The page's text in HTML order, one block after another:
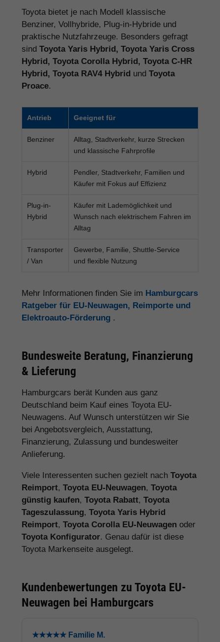
Toyota bietet je nach Modell klassische
Benziner, Vollhybride, Plug-in-Hybride und
praktische Nutzfahrzeuge. Besonders gefragt
sind Toyota Yaris Hybrid, Toyota Yaris Cross
Hybrid, Toyota Corolla Hybrid, Toyota C-HR
Hybrid, Toyota RAV4 Hybrid und Toyota
Proace.
Antrieb Geeignet für
Benziner
Alltag, Stadtverkehr, kurze Strecken
und klassische Fahrprofile
Hybrid
Pendler, Stadtverkehr, Familien und
Käufer mit Fokus auf Effizienz
Plug-in-
Hybrid
Käufer mit Lademöglichkeit und
Wunsch nach elektrischem Fahren im
Alltag
Transporter
/ Van
Gewerbe, Familie, Shuttle-Service
und flexible Nutzung
Mehr Informationen finden Sie im Hamburgcars
Ratgeber für EU-Neuwagen, Reimporte und
Elektroauto-Förderung .
Bundesweite Beratung, Finanzierung
& Lieferung
Hamburgcars berät Kunden aus ganz
Deutschland beim Kauf eines Toyota EU-
Neuwagens. Auf Wunsch unterstützen wir Sie
bei Angebotsvergleich, Ausstattung,
Finanzierung, Zulassung und bundesweiter
Anlieferung.
Viele Interessenten suchen gezielt nach Toyota
Reimport, Toyota EU-Neuwagen, Toyota
günstig kaufen, Toyota Rabatt, Toyota
Tageszulassung, Toyota Yaris Hybrid
Reimport, Toyota Corolla EU-Neuwagen oder
Toyota Konfigurator. Genau dafür ist diese
Toyota Markenseite ausgelegt.
Kundenbewertungen zu Toyota EU-
Neuwagen bei Hamburgcars
★★★★★ Familie M.